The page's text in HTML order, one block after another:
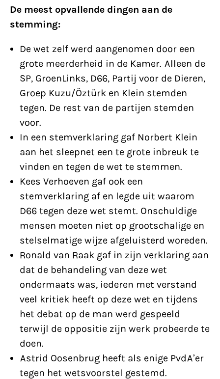
De meest opvallende dingen aan de
stemming:
De wet zelf werd aangenomen door een
grote meerderheid in de Kamer. Alleen de
SP, GroenLinks, D66, Partij voor de Dieren,
Groep Kuzu/Öztürk en Klein stemden
tegen. De rest van de partijen stemden
voor.
In een stemverklaring gaf Norbert Klein
aan het sleepnet een te grote inbreuk te
vinden en tegen de wet te stemmen.
Kees Verhoeven gaf ook een
stemverklaring af en legde uit waarom
D66 tegen deze wet stemt. Onschuldige
mensen moeten niet op grootschalige en
stelselmatige wijze afgeluisterd woreden.
Ronald van Raak gaf in zijn verklaring aan
dat de behandeling van deze wet
ondermaats was, iederen met verstand
veel kritiek heeft op deze wet en tijdens
het debat op de man werd gespeeld
terwijl de oppositie zijn werk probeerde te
doen.
Astrid Oosenbrug heeft als enige PvdA’er
tegen het wetsvoorstel gestemd.